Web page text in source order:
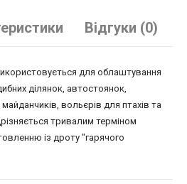
Відгуки (0)
для облаштування
ділянок, автостоянок,
вольєрів для птахів та
тривалим терміном
із дроту "гарячого